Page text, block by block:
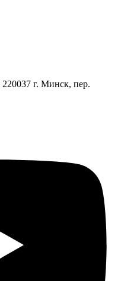
220037 г. Минск, пер.